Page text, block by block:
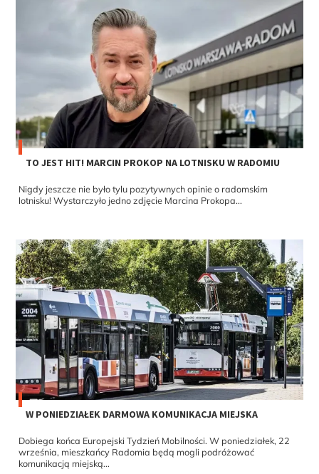
TO JEST HIT! MARCIN PROKOP NA LOTNISKU W RADOMIU
Nigdy jeszcze nie było tylu pozytywnych opinie o radomskim
lotnisku! Wystarczyło jedno zdjęcie Marcina Prokopa...
W PONIEDZIAŁEK DARMOWA KOMUNIKACJA MIEJSKA
Dobiega końca Europejski Tydzień Mobilności. W poniedziałek, 22
września, mieszkańcy Radomia będą mogli podróżować
komunikacją miejską...